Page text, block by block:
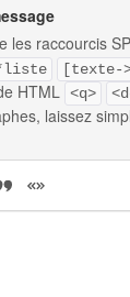
les raccourcis
[texte-
HTML <q>
laissez